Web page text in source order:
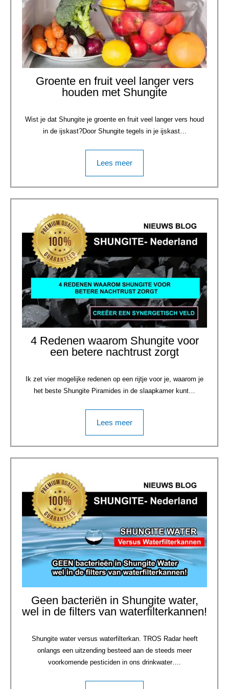
Groente en fruit veel langer vers
houden met Shungite
Wist je dat Shungite je groente en fruit veel langer vers houd
in de ijskast?Door Shungite tegels in je ijskast…
Lees meer
4 Redenen waarom Shungite voor
een betere nachtrust zorgt
Ik zet vier mogelijke redenen op een rijtje voor je, waarom je
het beste Shungite Piramides in de slaapkamer kunt…
Lees meer
Geen bacteriën in Shungite water,
wel in de filters van waterfilterkannen!
Shungite water versus waterfilterkan. TROS Radar heeft
onlangs een uitzending besteed aan de steeds meer
voorkomende pesticiden in ons drinkwater….